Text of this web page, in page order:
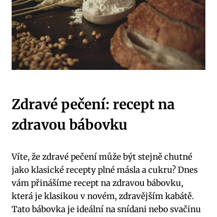
Zdravé pečení: recept na
zdravou bábovku
Víte, že zdravé pečení může být stejně chutné
jako klasické recepty plné másla a cukru? Dnes
vám přinášíme recept na zdravou bábovku,
která je klasikou v novém, zdravějším kabátě.
Tato bábovka je ideální na snídani nebo svačinu